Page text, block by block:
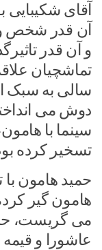
آقای شکیبایی
آن قدر شخص
و آن قدر
تماشچیان
سالی به سبک
دوش می
سینما با
تسخیر کرده
حمید هامون
هامون گیر
می گریست،
عاشورا و